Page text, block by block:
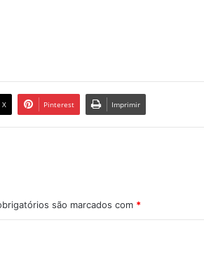
X Pinterest Imprimir
são marcados com *